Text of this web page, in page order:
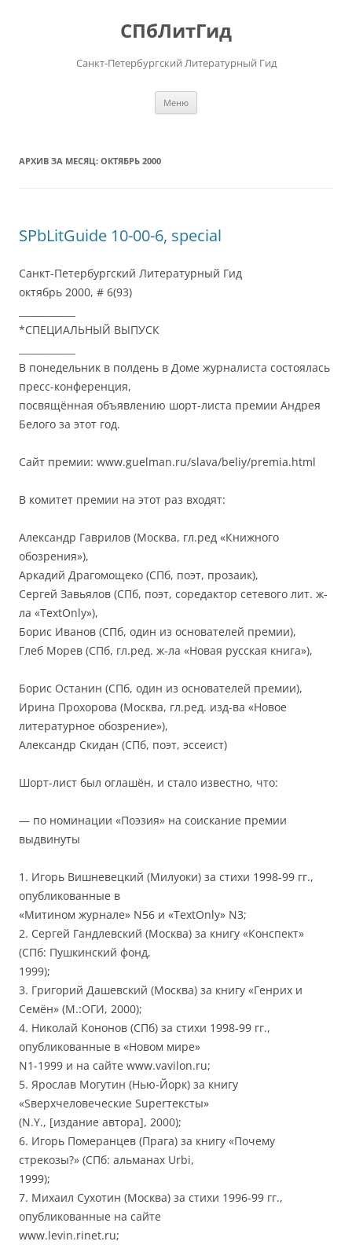
СПбЛитГид
Санкт-Петербургский Литературный Гид
Меню
АРХИВ ЗА МЕСЯЦ: ОКТЯБРЬ 2000
SPbLitGuide 10-00-6, special
Санкт-Петербургский Литературный Гид
октябрь 2000, # 6(93)
*СПЕЦИАЛЬНЫЙ ВЫПУСК
В понедельник в полдень в Доме журналиста состоялась
пресс-конференция,
посвящённая объявлению шорт-листа премии Андрея
Белого за этот год.
Сайт премии: www.guelman.ru/slava/beliy/premia.html
В комитет премии на этот раз входят:
Александр Гаврилов (Москва, гл.ред «Книжного
обозрения»),
Аркадий Драгомощеко (СПб, поэт, прозаик),
Сергей Завьялов (СПб, поэт, соредактор сетевого лит. ж-
ла «TextOnly»),
Борис Иванов (СПб, один из основателей премии),
Глеб Морев (СПб, гл.ред. ж-ла «Новая русская книга»),
Борис Останин (СПб, один из основателей премии),
Ирина Прохорова (Москва, гл.ред. изд-ва «Новое
литературное обозрение»),
Александр Скидан (СПб, поэт, эссеист)
Шорт-лист был оглашён, и стало известно, что:
— по номинации «Поэзия» на соискание премии
выдвинуты
1. Игорь Вишневецкий (Милуоки) за стихи 1998-99 гг.,
опубликованные в
«Митином журнале» N56 и «TextOnly» N3;
2. Сергей Гандлевский (Москва) за книгу «Конспект»
(СПб: Пушкинский фонд,
1999);
3. Григорий Дашевский (Москва) за книгу «Генрих и
Семён» (М.:ОГИ, 2000);
4. Николай Кононов (СПб) за стихи 1998-99 гг.,
опубликованные в «Новом мире»
N1-1999 и на сайте www.vavilon.ru;
5. Ярослав Могутин (Нью-Йорк) за книгу
«Sверхчеловеческие Superтексты»
(N.Y., [издание автора], 2000);
6. Игорь Померанцев (Прага) за книгу «Почему
стрекозы?» (СПб: альманах Urbi,
1999);
7. Михаил Сухотин (Москва) за стихи 1996-99 гг.,
опубликованные на сайте
www.levin.rinet.ru;